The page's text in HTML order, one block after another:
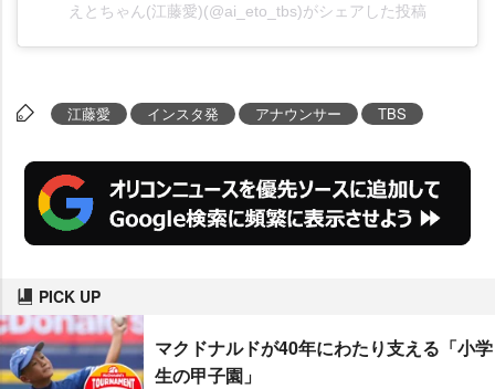
えとちゃん(江藤愛)(@ai_eto_tbs)がシェアした投稿
江藤愛 インスタ発 アナウンサー TBS
PICK UP
マクドナルドが40年にわたり支える「小学
生の甲子園」